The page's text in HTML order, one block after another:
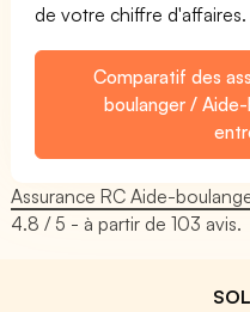
de votre chiffre d'affaires.
Comparatif des
boulanger /
Assurance RC Aide-
4.8 / 5 - à partir de103 avis.